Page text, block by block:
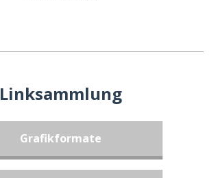
Linksammlung
Grafikformate